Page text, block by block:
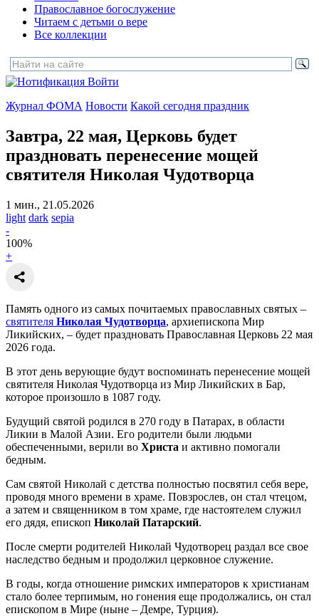
Православное богослужение
Читаем с детьми о вере
Все коллекции
Войти
Журнал ФОМА Новости Какой сегодня праздник
Завтра, 22 мая, Церковь будет
праздновать перенесение мощей
святителя Николая Чудотворца
1 мин., 21.05.2026
light dark sepia
-
100%
+
Память одного из самых почитаемых православных святых –
святителя Николая Чудотворца, архиепископа Мир
Ликийских, – будет праздновать Православная Церковь 22 мая
2026 года.
В этот день верующие будут воспоминать перенесение мощей
святителя Николая Чудотворца из Мир Ликийских в Бар,
которое произошло в 1087 году.
Будущий святой родился в 270 году в Патарах, в области
Ликии в Малой Азии. Его родители были людьми
обеспеченными, верили во Христа и активно помогали
бедным.
Сам святой Николай с детства полностью посвятил себя вере,
проводя много времени в храме. Повзрослев, он стал чтецом,
а затем и священником в том храме, где настоятелем служил
его дядя, епископ Николай Патарский.
После смерти родителей Николай Чудотворец раздал все свое
наследство бедным и продолжил церковное служение.
В годы, когда отношение римских императоров к христианам
стало более терпимым, но гонения еще продолжались, он стал
епископом в Мире (ныне – Демре, Турция).